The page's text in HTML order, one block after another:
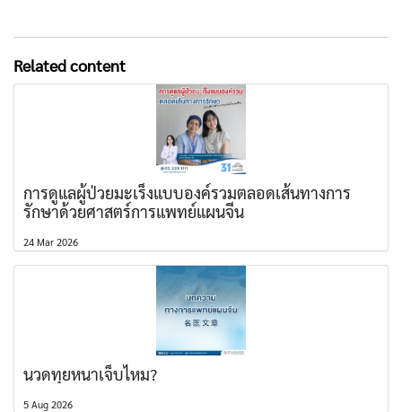
Related content
การดูแลผู้ป่วยมะเร็งแบบองค์รวมตลอดเส้นทางการ
รักษาด้วยศาสตร์การแพทย์แผนจีน
24 Mar 2026
นวดทุยหนาเจ็บไหม?
5 Aug 2026